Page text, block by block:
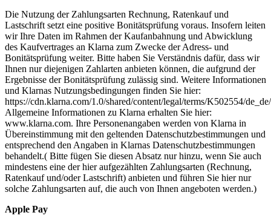
Die Nutzung der Zahlungsarten Rechnung, Ratenkauf und
Lastschrift setzt eine positive Bonitätsprüfung voraus. Insofern leiten
wir Ihre Daten im Rahmen der Kaufanbahnung und Abwicklung
des Kaufvertrages an Klarna zum Zwecke der Adress- und
Bonitätsprüfung weiter. Bitte haben Sie Verständnis dafür, dass wir
Ihnen nur diejenigen Zahlarten anbieten können, die aufgrund der
Ergebnisse der Bonitätsprüfung zulässig sind. Weitere Informationen
und Klarnas Nutzungsbedingungen finden Sie hier:
https://cdn.klarna.com/1.0/shared/content/legal/terms/K502554/
Allgemeine Informationen zu Klarna erhalten Sie hier:
www.klarna.com. Ihre Personenangaben werden von Klarna in
Übereinstimmung mit den geltenden Datenschutzbestimmungen und
entsprechend den Angaben in Klarnas Datenschutzbestimmungen
behandelt.( Bitte fügen Sie diesen Absatz nur hinzu, wenn Sie auch
mindestens eine der hier aufgezählten Zahlungsarten (Rechnung,
Ratenkauf und/oder Lastschrift) anbieten und führen Sie hier nur
solche Zahlungsarten auf, die auch von Ihnen angeboten werden.)
Apple Pay